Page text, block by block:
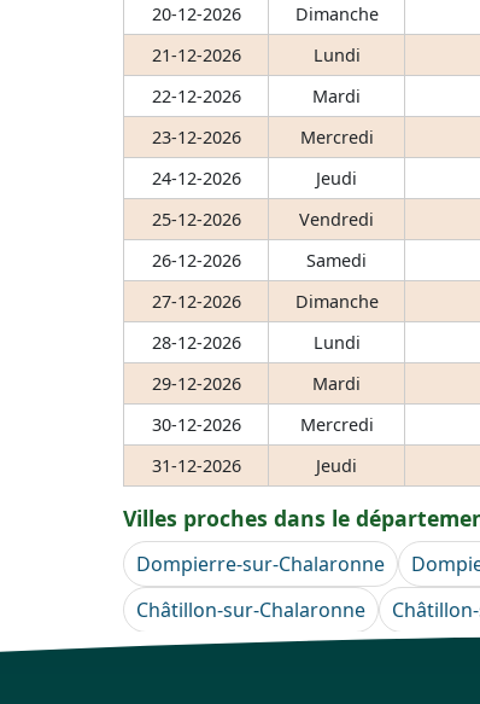
20-12-2026
Dimanche
21-12-2026
Lundi
22-12-2026
Mardi
23-12-2026
Mercredi
24-12-2026
Jeudi
25-12-2026
Vendredi
26-12-2026
Samedi
27-12-2026
Dimanche
28-12-2026
Lundi
29-12-2026
Mardi
30-12-2026
Mercredi
31-12-2026
Jeudi
Villes proches dans le
Dompierre-sur-Chalaronne
Châtillon-sur-Chalaronne